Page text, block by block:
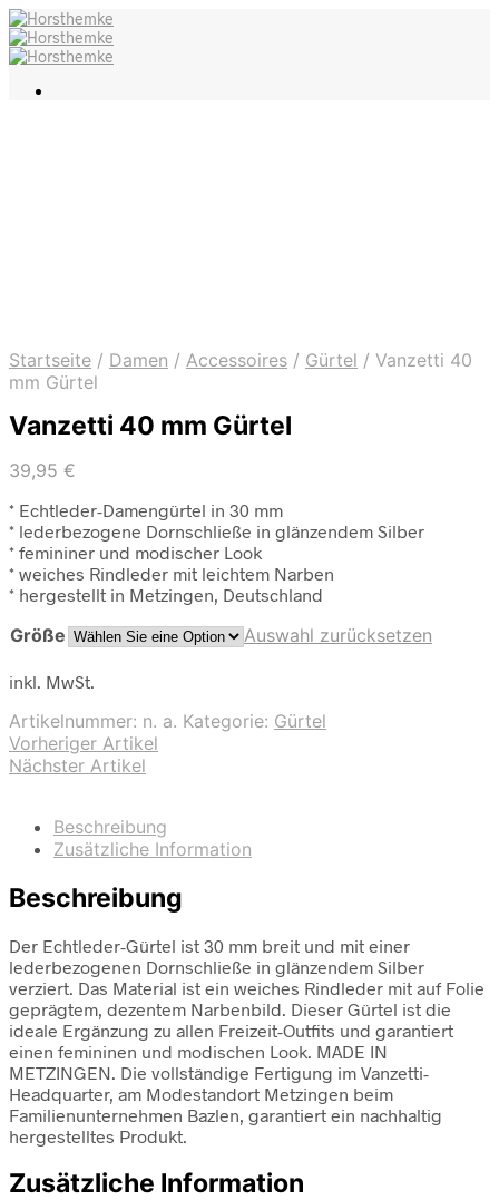
Startseite / Damen / Accessoires / Gürtel / Vanzetti 40
mm Gürtel
Vanzetti 40 mm Gürtel
39,95 €
* Echtleder-Damengürtel in 30 mm
* lederbezogene Dornschließe in glänzendem Silber
* femininer und modischer Look
* weiches Rindleder mit leichtem Narben
* hergestellt in Metzingen, Deutschland
Größe Auswahl zurücksetzen
inkl. MwSt.
Artikelnummer: n. a. Kategorie: Gürtel
Vorheriger Artikel
Nächster Artikel
Beschreibung
Zusätzliche Information
Beschreibung
Der Echtleder-Gürtel ist 30 mm breit und mit einer
lederbezogenen Dornschließe in glänzendem Silber
verziert. Das Material ist ein weiches Rindleder mit auf Folie
geprägtem, dezentem Narbenbild. Dieser Gürtel ist die
ideale Ergänzung zu allen Freizeit-Outfits und garantiert
einen femininen und modischen Look. MADE IN
METZINGEN. Die vollständige Fertigung im Vanzetti-
Headquarter, am Modestandort Metzingen beim
Familienunternehmen Bazlen, garantiert ein nachhaltig
hergestelltes Produkt.
Zusätzliche Information